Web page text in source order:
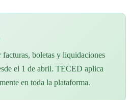
boletas y liquidaciones
el 1 de abril. TECED aplica
en toda la plataforma.